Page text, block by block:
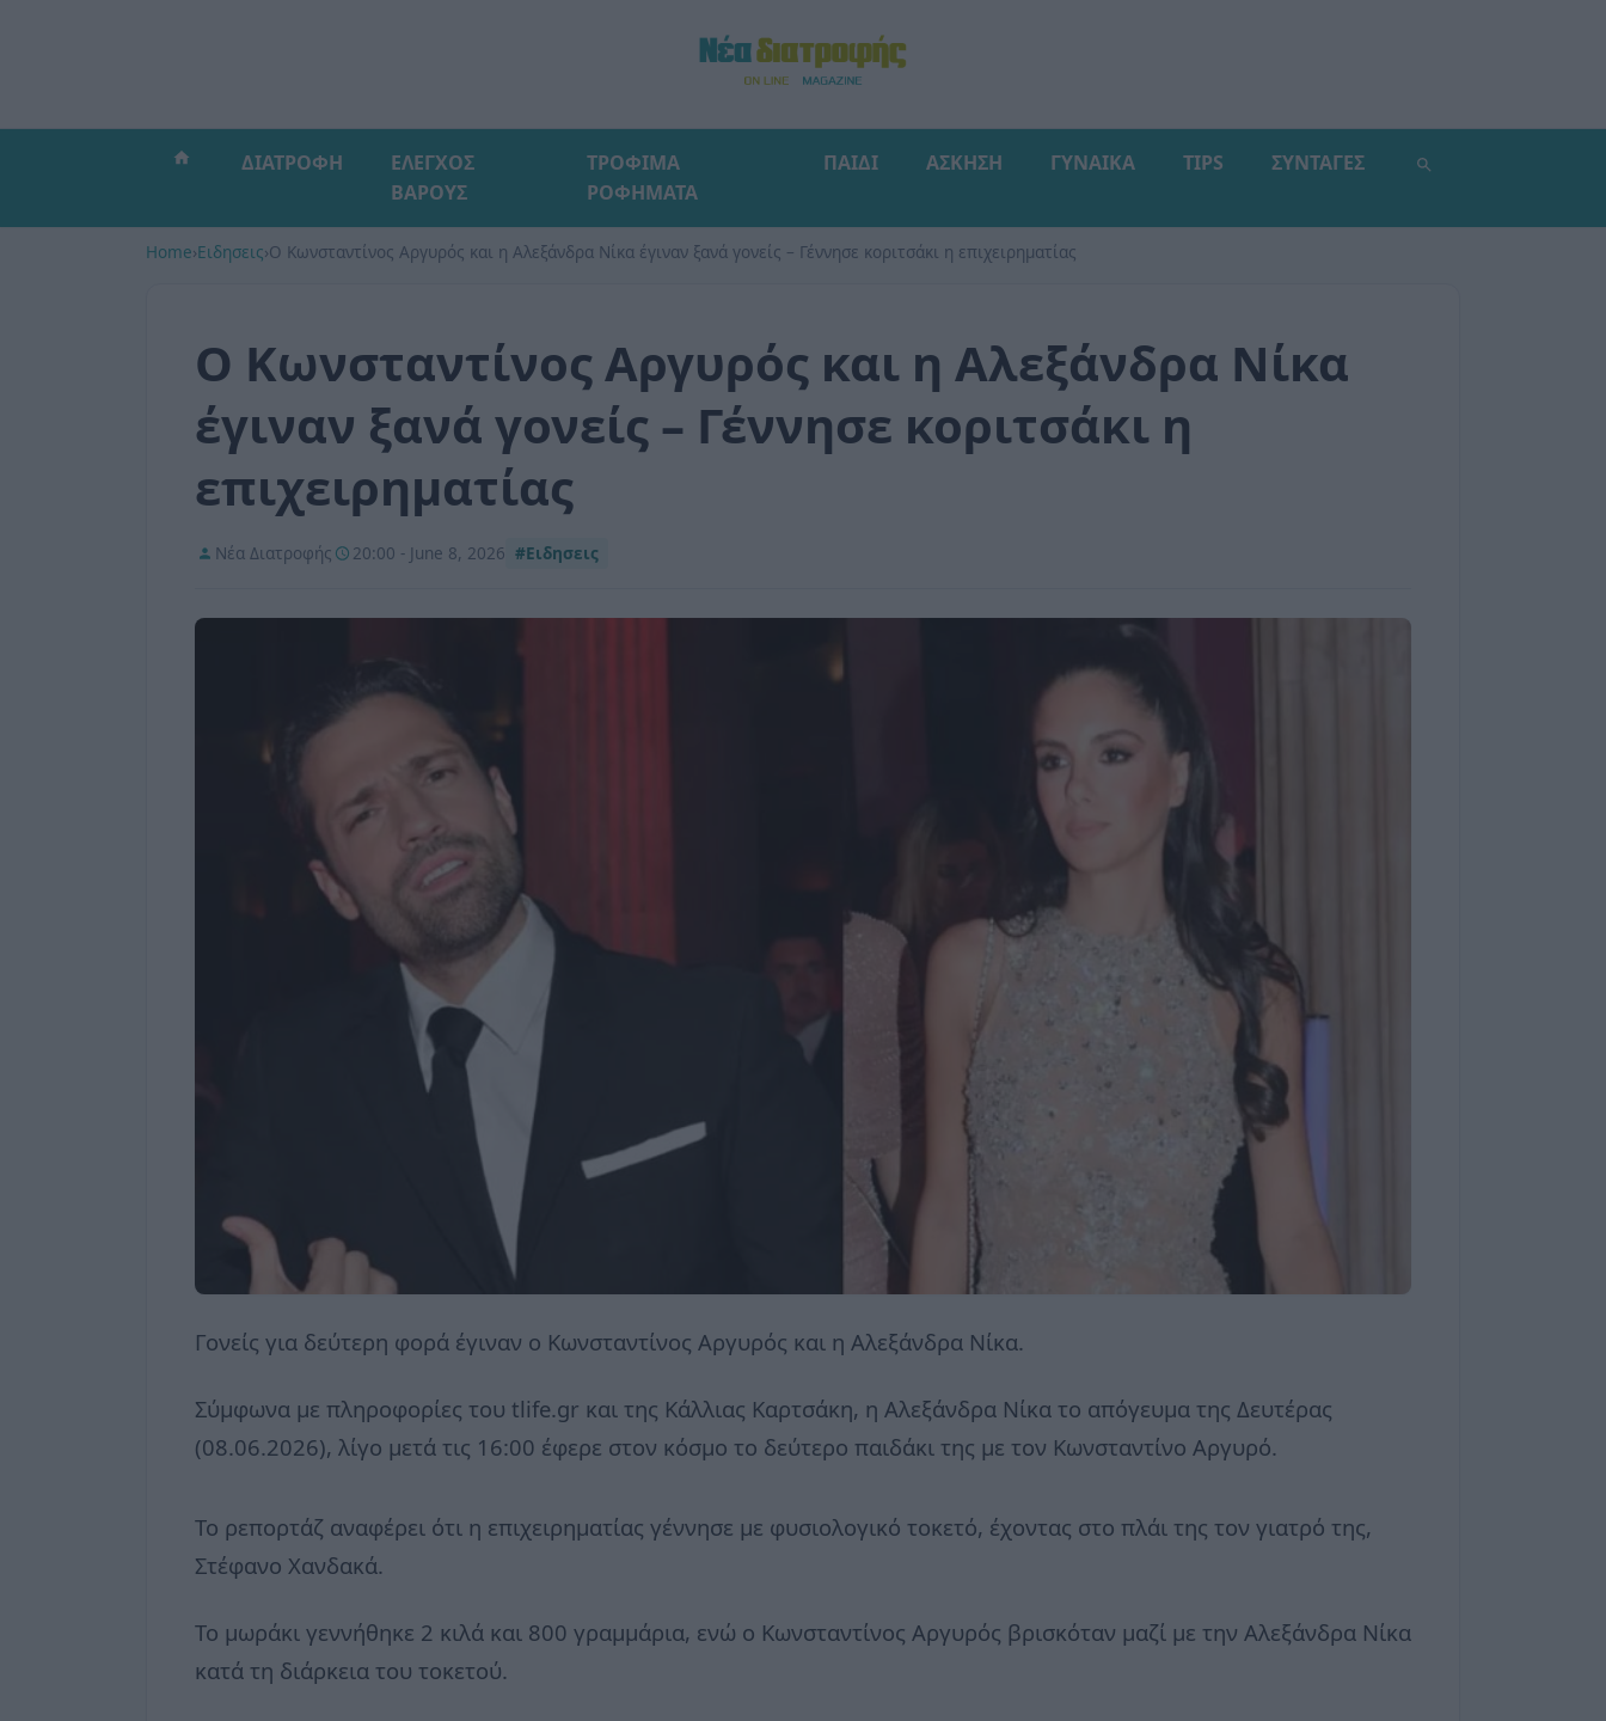
ΔΙΑΤΡΟΦΗ
ΕΛΕΓΧΟΣ
ΒΑΡΟΥΣ
ΤΡΟΦΙΜΑ
ΡΟΦΗΜΑΤΑ
ΠΑΙΔΙ ΑΣΚΗΣΗ ΓΥΝΑΙΚΑ TIPS ΣΥΝΤΑΓΕΣ
Home›Ειδησεις›Ο Κωνσταντίνος Αργυρός και η Αλεξάνδρα Νίκα έγιναν ξανά γονείς – Γέννησε κοριτσάκι η επιχειρηματίας
Ο Κωνσταντίνος Αργυρός και η Αλεξάνδρα Νίκα
έγιναν ξανά γονείς – Γέννησε κοριτσάκι η
επιχειρηματίας
Νέα Διατροφής 20:00 - June 8, 2026 #Ειδησεις
Γονείς για δεύτερη φορά έγιναν ο Κωνσταντίνος Αργυρός και η Αλεξάνδρα Νίκα.
Σύμφωνα με πληροφορίες του tlife.gr και της Κάλλιας Καρτσάκη, η Αλεξάνδρα Νίκα το απόγευμα της Δευτέρας
(08.06.2026), λίγο μετά τις 16:00 έφερε στον κόσμο το δεύτερο παιδάκι της με τον Κωνσταντίνο Αργυρό.
Το ρεπορτάζ αναφέρει ότι η επιχειρηματίας γέννησε με φυσιολογικό τοκετό, έχοντας στο πλάι της τον γιατρό της,
Στέφανο Χανδακά.
Το μωράκι γεννήθηκε 2 κιλά και 800 γραμμάρια, ενώ ο Κωνσταντίνος Αργυρός βρισκόταν μαζί με την Αλεξάνδρα Νίκα
κατά τη διάρκεια του τοκετού.